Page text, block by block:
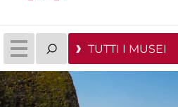
TUTTI I MUSEI